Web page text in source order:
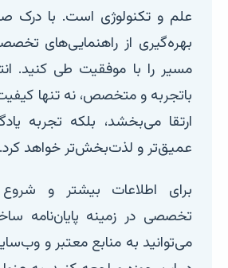
علم و تکنولوژی است. با درک
بهره‌گیری از راهنمایی‌های
مسیر را با موفقیت طی کنید.
باتجربه و متخصص، نه تنها
ارتقا می‌بخشد، بلکه تجربه
عمیق‌تر و لذت‌بخش‌تر خواهد کرد.
برای اطلاعات بیشتر و شروع
تخصصی در زمینه پایان‌نامه
می‌توانید به منابع معتبر و